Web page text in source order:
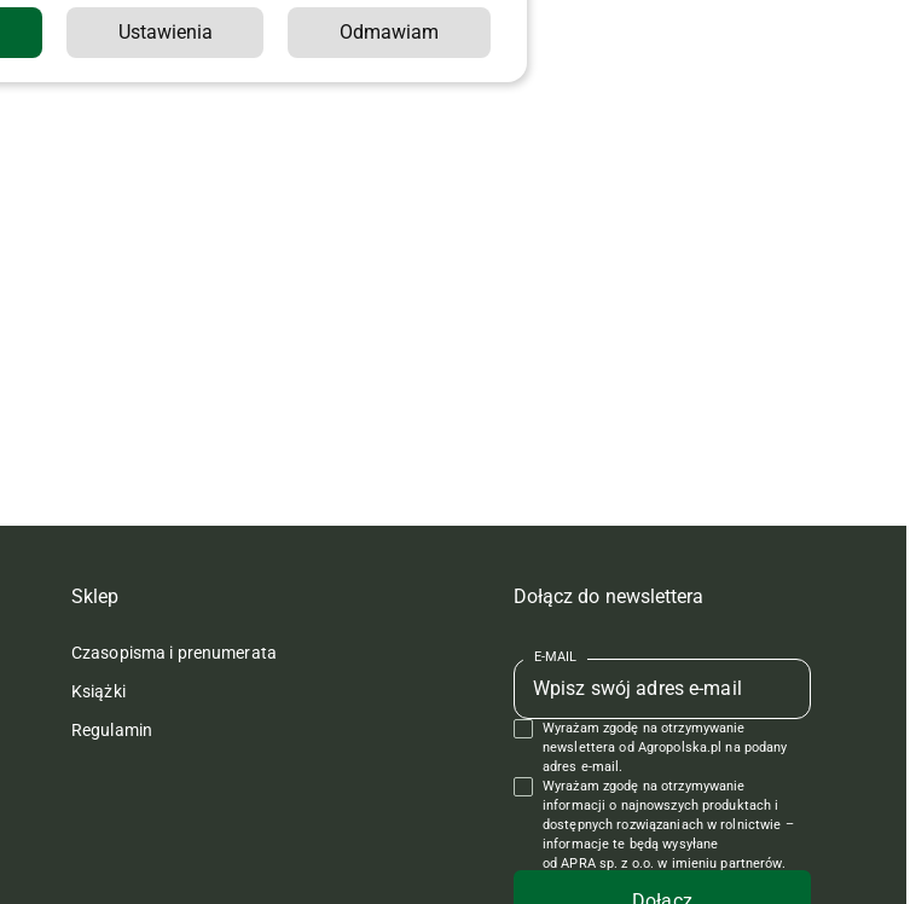
Sklep
Czasopisma i prenumerata
Książki
Regulamin
Dołącz do newslettera
E-MAIL
Wyrażam zgodę na otrzymywanie
newslettera od Agropolska.pl na podany
adres e-mail.
Wyrażam zgodę na otrzymywanie
informacji o najnowszych produktach i
dostępnych rozwiązaniach w rolnictwie –
informacje te będą wysyłane
od APRA sp. z o.o. w imieniu partnerów.
Ustawienia Odmawiam